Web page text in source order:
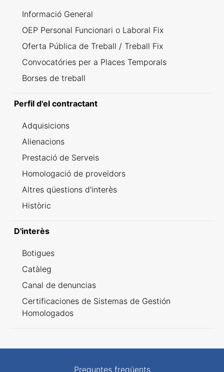
Informació General
OEP Personal Funcionari o Laboral Fix
Oferta Pública de Treball / Treball Fix
Convocatóries per a Places Temporals
Borses de treball
Perfil d'el contractant
Adquisicions
Alienacions
Prestació de Serveis
Homologació de proveïdors
Altres qüestions d'interès
Històric
D'interès
Botigues
Catàleg
Canal de denuncias
Certificaciones de Sistemas de Gestión
Homologados
Preguntes freqüents